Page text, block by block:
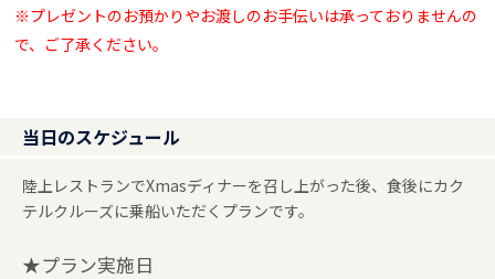
※プレゼントのお預かりやお渡しのお手伝いは承っておりませんの
で、ご了承ください。
当日のスケジュール
陸上レストランでXmasディナーを召し上がった後、食後にカク
テルクルーズに乗船いただくプランです。
★プラン実施日